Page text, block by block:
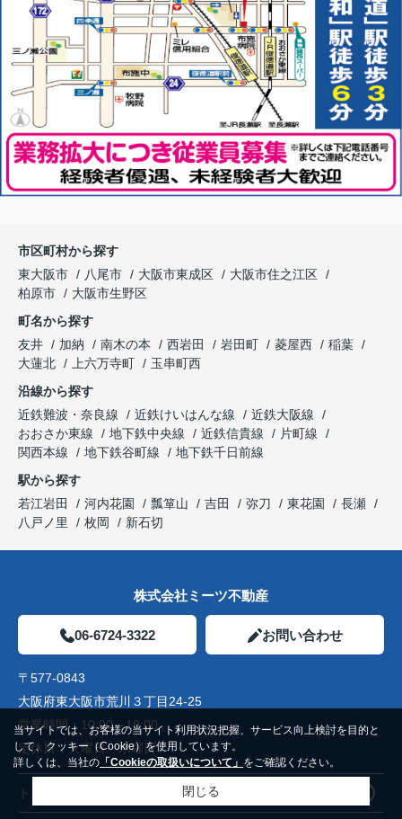
市区町村から探す
東大阪市
八尾市 大阪市東成区
大阪市住之江区
柏原市
大阪市生野区
町名から探す
友井
加納 南木の本 西岩田 岩田町 菱屋西
稲葉
大蓮北
上六万寺町
玉串町西
沿線から探す
近鉄難波・奈良線
近鉄けいはんな線
近鉄大阪線
おおさか東線
地下鉄中央線 近鉄信貴線
片町線
関西本線
地下鉄谷町線
地下鉄千日前線
駅から探す
若江岩田
河内花園 瓢箪山 吉田 弥刀 東花園
長瀬
八戸ノ里
枚岡 新石切
株式会社ミーツ不動産
06-6724-3322 お問い合わせ
〒577-0843
大阪府東大阪市荒川３丁目24-25
営業時間： 10:00～19:00
定休日：火曜日 水曜日
トップページ
当サイトでは、お客様の当サイト利用状況把握、サービス向上検討を目的と
して、クッキー（Cookie）を使用しています。
詳しくは、当社の 「Cookieの取扱いについて」 をご確認ください。
閉じる